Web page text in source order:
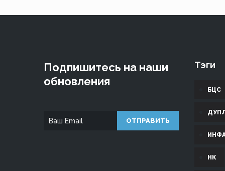
Подпишитесь на наши
обновления
Тэги
БЦС
НК